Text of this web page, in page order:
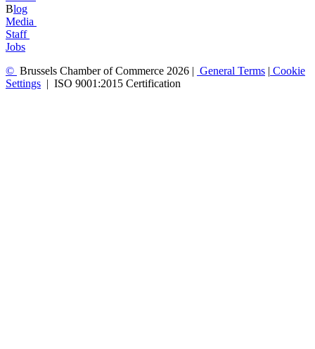
Blog
​Media
Staff
Jobs
© Brussels Chamber of Commerce 2026 | General Terms | Cookie
Settings | ISO 9001:2015 Certification